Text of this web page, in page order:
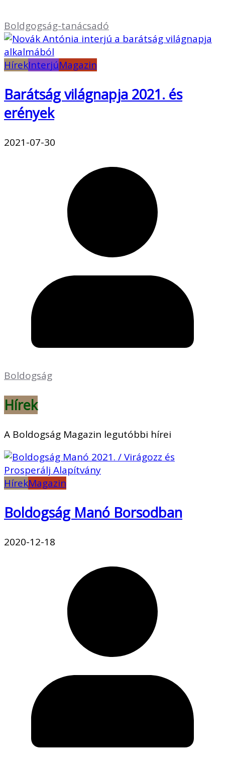
Boldgogság-tanácsadó
HírekInterjúMagazin
Barátság világnapja 2021. és
erények
2021-07-30
Boldogság
Hírek
A Boldogság Magazin legutóbbi hírei
HírekMagazin
Boldogság Manó Borsodban
2020-12-18